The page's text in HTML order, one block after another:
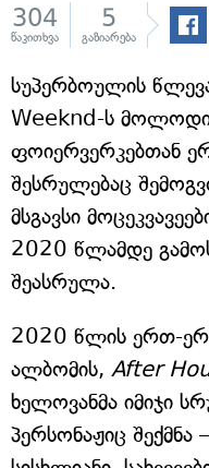
304
წაკითხვა
5
გაზიარება
სუპერბოულის
Weeknd-ს
ფოიერვერკებთან
შესრულებაც
მსგავსი
2020 წლამდე
შეასრულა.
2020 წლის ერთ-
ალბომის, After
ხელოვანმა იმიჯი
პერსონაჟიც